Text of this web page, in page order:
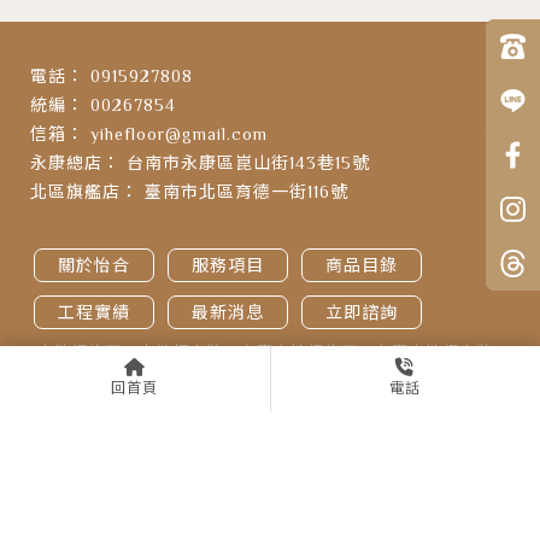
回首頁 電話
0915927808
00267854
yihefloor@gmail.com
台南市永康區崑山街143巷15號
臺南市北區育德一街116號
關於怡合 服務項目
商品目錄
工程實績
最新消息 立即諮詢
木地板施工 木地板安裝 台南木地板施工
台南木地板安裝
揚京快客